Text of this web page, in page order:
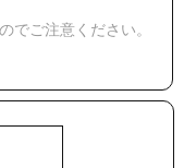
でご注意ください。